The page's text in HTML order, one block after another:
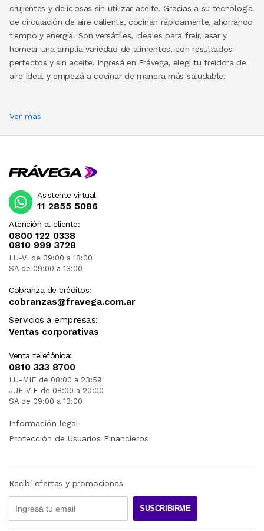
crujientes y deliciosas sin utilizar aceite. Gracias a su tecnología
de circulación de aire caliente, cocinan rápidamente, ahorrando
tiempo y energía. Son versátiles, ideales para freír, asar y
hornear una amplia variedad de alimentos, con resultados
perfectos y sin aceite. Ingresá en Frávega, elegí tu freidora de
aire ideal y empezá a cocinar de manera más saludable.
Ver mas
Atención al cliente:
0800 122 0338
0810 999 3728
LU-VI de 09:00 a 18:00
SA de 09:00 a 13:00
Cobranza de créditos:
cobranzas@fravega.com.ar
Servicios a empresas:
Ventas corporativas
Venta telefónica:
0810 333 8700
LU-MIE de 08:00 a 23:59
JUE-VIE de 08:00 a 20:00
SA de 09:00 a 13:00
Asistente virtual
11 2855 5086
Información legal
Protección de Usuarios Financieros
Recibí ofertas y promociones
SUSCRIBIRME